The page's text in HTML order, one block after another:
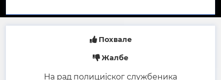
Похвале
Жалбе
На рад полицијског службеника